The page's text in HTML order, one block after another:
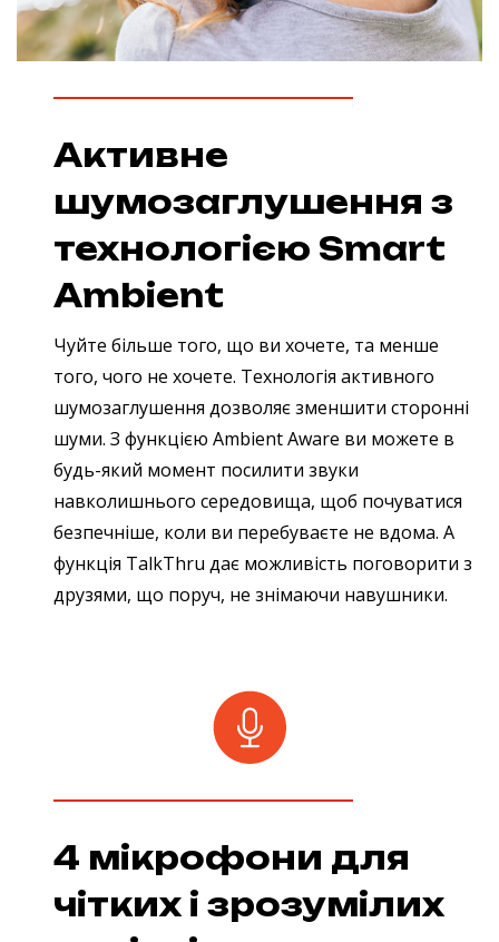
Активне
шумозаглушення з
технологією Smart
Ambient
Чуйте більше того, що ви хочете, та менше
того, чого не хочете. Технологія активного
шумозаглушення дозволяє зменшити сторонні
шуми. З функцією Ambient Aware ви можете в
будь-який момент посилити звуки
навколишнього середовища, щоб почуватися
безпечніше, коли ви перебуваєте не вдома. А
функція TalkThru дає можливість поговорити з
друзями, що поруч, не знімаючи навушники.
4 мікрофони для
чітких і зрозумілих